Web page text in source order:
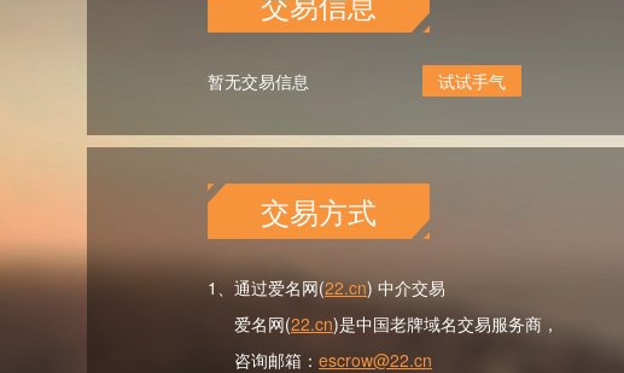
暂无交易信息 试试手气
交易方式
1、通过爱名网(22.cn) 中介交易
爱名网(22.cn)是中国老牌域名交易服务商，
咨询邮箱： escrow@22.cn